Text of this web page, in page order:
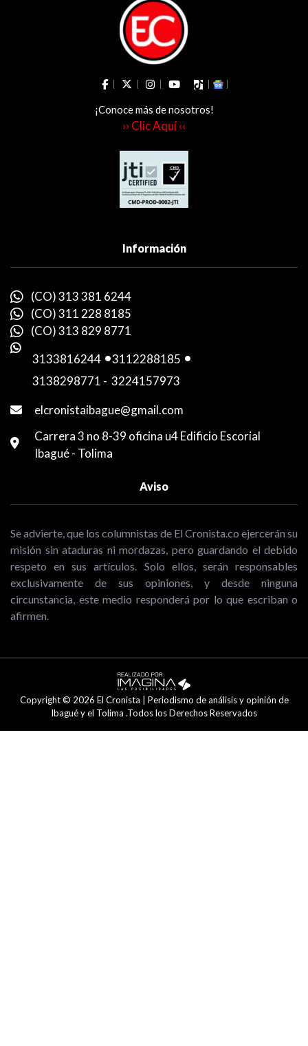
¡Conoce más de nosotros!
›› Clic Aquí ‹‹
Información
(CO) 313 381 6244
(CO) 311 228 8185
(CO) 313 829 8771
3133816244 -3112288185 -
3138298771 - 3224157973
elcronistaibague@gmail.com
Carrera 3 no 8-39 oficina u4 Edificio Escorial
Ibagué - Tolima
Aviso
Se advierte, que los columnistas de El Cronista.co ejercerán su
misión sin ataduras ni mordazas, pero guardando el debido
respeto en sus artículos. Solo ellos, serán responsables
exclusivamente de sus opiniones, y desde ninguna
circunstancia, este medio responderá por lo que escriban o
afirmen.
Copyright © 2026 El Cronista | Periodismo de análisis y opinión de
Ibagué y el Tolima .Todos los Derechos Reservados